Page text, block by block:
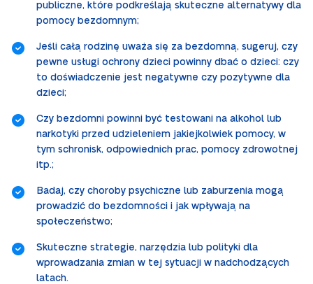
publiczne, które podkreślają skuteczne alternatywy dla
pomocy bezdomnym;
Jeśli całą rodzinę uważa się za bezdomną, sugeruj, czy
pewne usługi ochrony dzieci powinny dbać o dzieci: czy
to doświadczenie jest negatywne czy pozytywne dla
dzieci;
Czy bezdomni powinni być testowani na alkohol lub
narkotyki przed udzieleniem jakiejkolwiek pomocy, w
tym schronisk, odpowiednich prac, pomocy zdrowotnej
itp.;
Badaj, czy choroby psychiczne lub zaburzenia mogą
prowadzić do bezdomności i jak wpływają na
społeczeństwo;
Skuteczne strategie, narzędzia lub polityki dla
wprowadzania zmian w tej sytuacji w nadchodzących
latach.